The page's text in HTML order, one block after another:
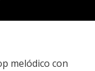
melódico con